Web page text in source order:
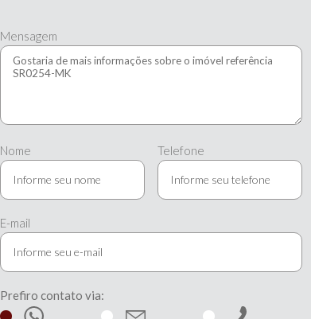
Mensagem
Nome Telefone
E-mail
Prefiro contato via: